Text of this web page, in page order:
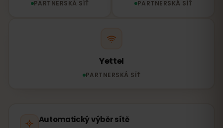
PARTNERSKÁ SÍŤ PARTNERSKÁ SÍŤ
Yettel
PARTNERSKÁ SÍŤ
Automatický výběr sítě